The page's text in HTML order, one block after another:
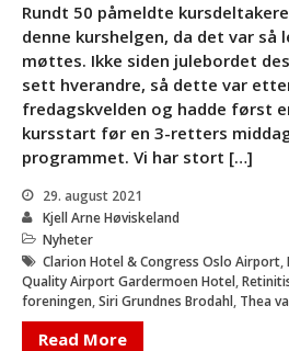
Rundt 50 påmeldte
denne kurshelgen, da det var så
møttes. Ikke siden julebordet
sett hverandre, så dette var
fredagskvelden og hadde først
kursstart før en 3-retters
programmet. Vi har stort […]
29. august 2021
Kjell Arne Høviskeland
Nyheter
Clarion Hotel & Congress Oslo Airport,
Quality Airport Gardermoen Hotel,
foreningen,Siri Grundnes Brodahl, Thea
Read More